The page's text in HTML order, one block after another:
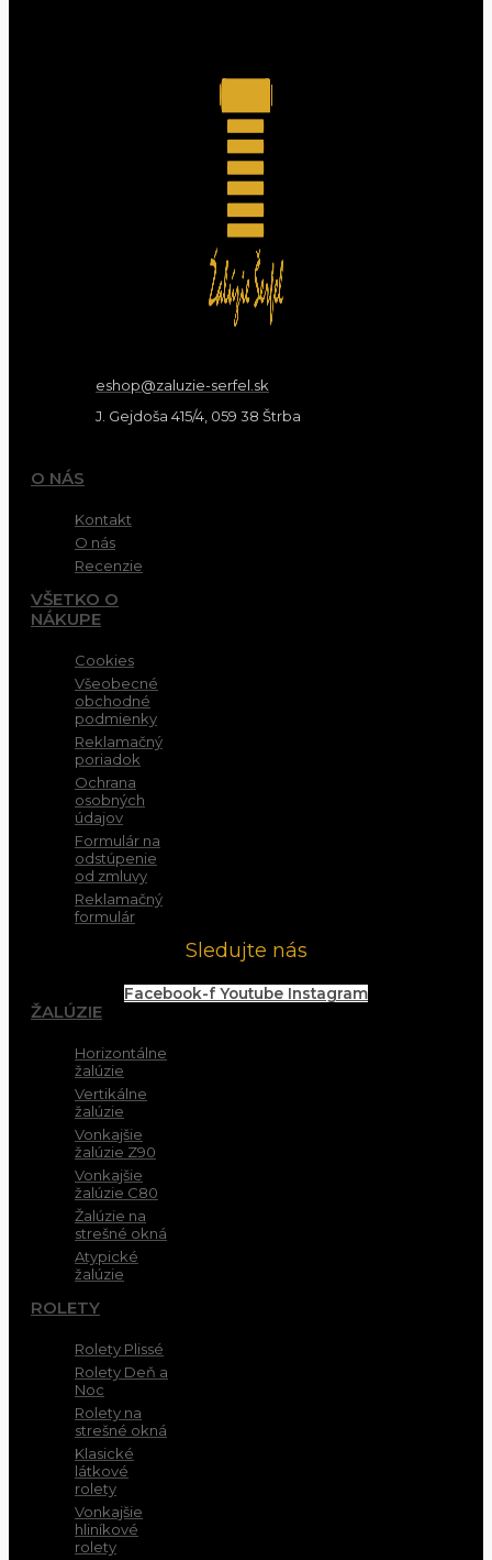
eshop@zaluzie-serfel.sk
J. Gejdoša 415/4, 059 38 Štrba
O NÁS
Kontakt
O nás
Recenzie
VŠETKO O
NÁKUPE
Cookies
Všeobecné
obchodné
podmienky
Reklamačný
poriadok
Ochrana
osobných
údajov
Formulár na
odstúpenie
od zmluvy
Reklamačný
formulár
Sledujte nás
Facebook-f Youtube Instagram
ŽALÚZIE
Horizontálne
žalúzie
Vertikálne
žalúzie
Vonkajšie
žalúzie Z90
Vonkajšie
žalúzie C80
Žalúzie na
strešné okná
Atypické
žalúzie
ROLETY
Rolety Plissé
Rolety Deň a
Noc
Rolety na
strešné okná
Klasické
látkové
rolety
Vonkajšie
hliníkové
rolety